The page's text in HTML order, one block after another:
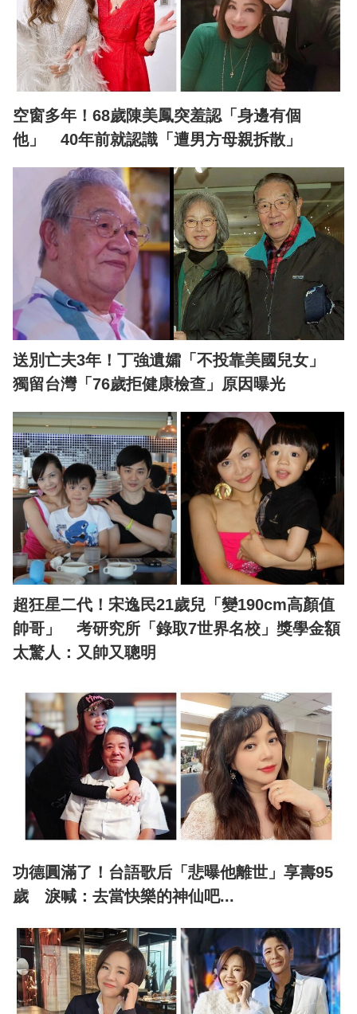
空窗多年！68歲陳美鳳突羞認「身邊有個
他」 40年前就認識「遭男方母親拆散」
送別亡夫3年！丁強遺孀「不投靠美國兒女」
獨留台灣「76歲拒健康檢查」原因曝光
超狂星二代！宋逸民21歲兒「變190cm高顏值
帥哥」 考研究所「錄取7世界名校」獎學金額
太驚人：又帥又聰明
功德圓滿了！台語歌后「悲曝他離世」享壽95
歲 淚喊：去當快樂的神仙吧...